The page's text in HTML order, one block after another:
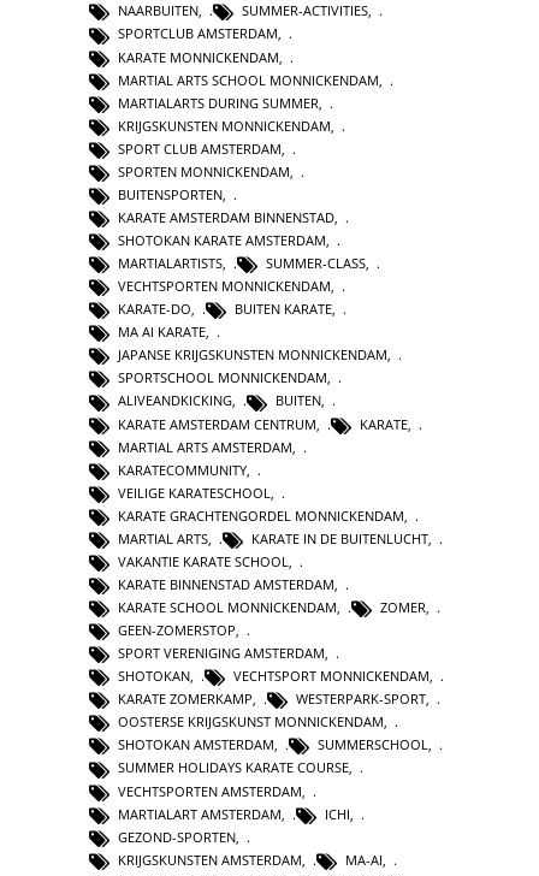
NAARBUITEN, SUMMER-ACTIVITIES,
SPORTCLUB AMSTERDAM,
KARATE MONNICKENDAM
MARTIAL ARTS SCHOOL MONNICKENDAM
MARTIALARTS DURING SUMMER
KRIJGSKUNSTEN MONNICKENDAM
SPORT CLUB AMSTERDAM
SPORTEN MONNICKENDAM
BUITENSPORTEN
KARATE AMSTERDAM BINNENSTAD
SHOTOKAN KARATE AMSTERDAM,
MARTIALARTISTS, SUMMER-CLASS,
VECHTSPORTEN MONNICKENDAM,
KARATE-DO, BUITEN KARATE,
MA AI KARATE,
JAPANSE KRIJGSKUNSTEN MONNICKENDAM,
SPORTSCHOOL MONNICKENDAM,
ALIVEANDKICKING, BUITEN,
KARATE AMSTERDAM CENTRUM
KARATE
MARTIAL ARTS AMSTERDAM
KARATECOMMUNITY
VEILIGE KARATESCHOOL
KARATE GRACHTENGORDEL MONNICKENDAM
MARTIAL ARTS
KARATE IN DE BUITENLUCHT
VAKANTIE KARATE SCHOOL
KARATE BINNENSTAD AMSTERDAM
KARATE SCHOOL MONNICKENDAM, ZOMER,
GEEN-ZOMERSTOP,
SPORT VERENIGING AMSTERDAM,
SHOTOKAN, VECHTSPORT MONNICKENDAM,
KARATE ZOMERKAMP, WESTERPARK-SPORT,
OOSTERSE KRIJGSKUNST MONNICKENDAM,
SHOTOKAN AMSTERDAM, SUMMERSCHOOL,
SUMMER HOLIDAYS KARATE COURSE,
VECHTSPORTEN AMSTERDAM
MARTIALART AMSTERDAM
ICHI
GEZOND-SPORTEN
KRIJGSKUNSTEN AMSTERDAM
MA-AI